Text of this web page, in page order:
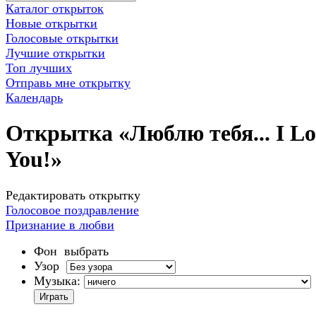
Каталог открыток
Новые открытки
Голосовые открытки
Лучшие открытки
Топ лучших
Отправь мне открытку
Календарь
Открытка «Люблю тебя... I
You!»
Редактировать открытку
Голосовое поздравление
Признание в любви
Фон выбрать
Узор
Музыка: